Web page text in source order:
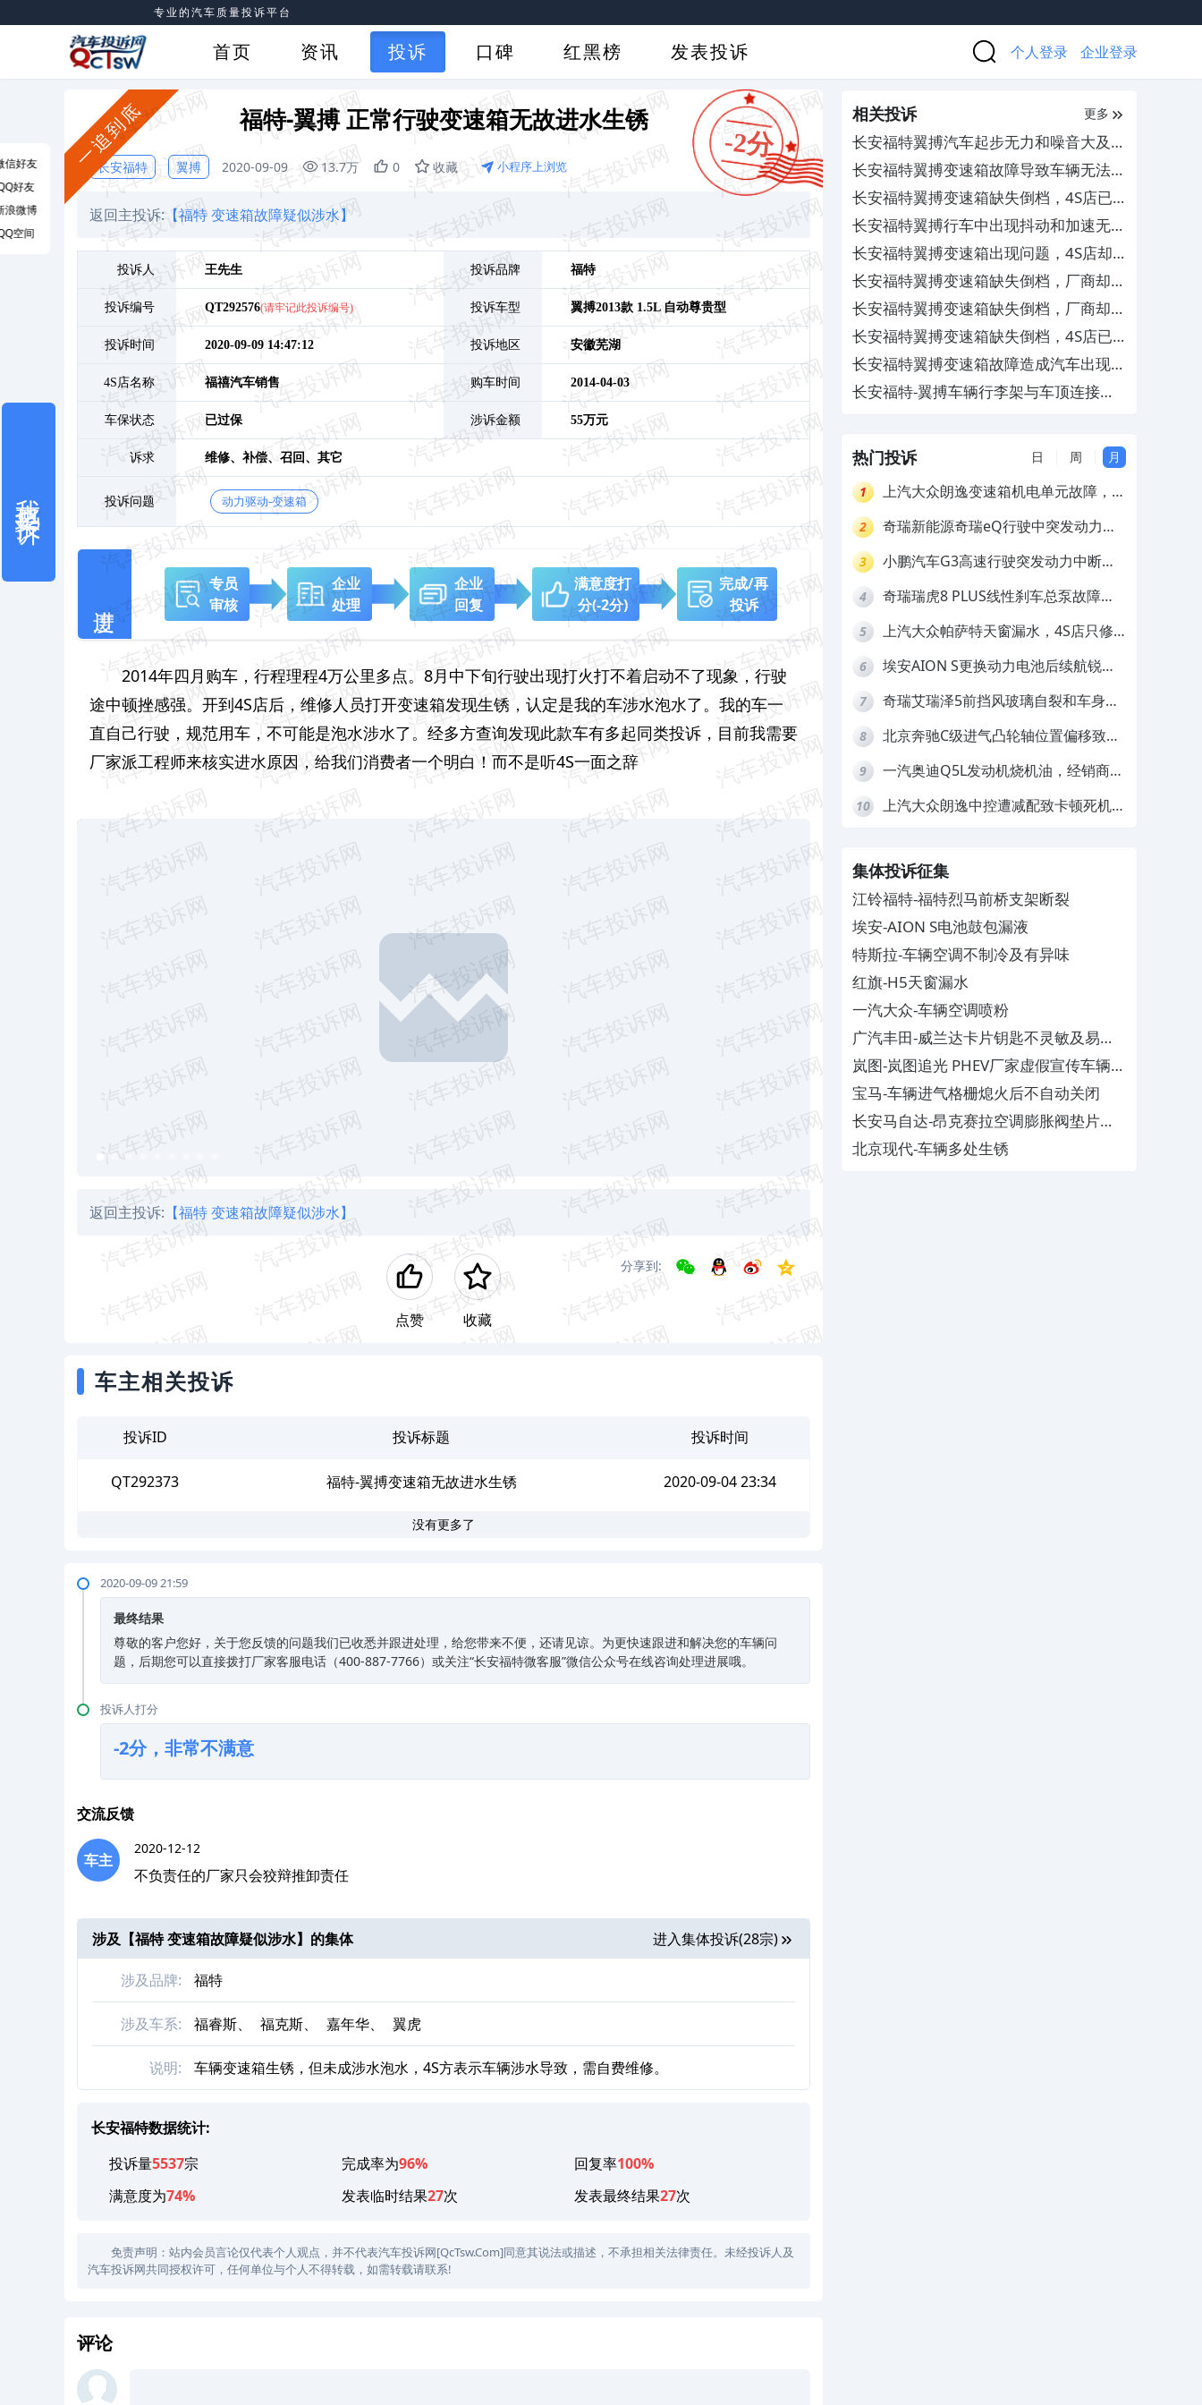
专业的汽车质量投诉平台
首页 资讯 投诉 口碑 红黑榜 发表投诉 个人登录 企业登录
-2分
一追到底 福特-翼搏 正常行驶变速箱无故进水生锈
长安福特 翼搏 2020-09-09 13.7万 0 收藏 小程序上浏览
返回主投诉: 【福特 变速箱故障疑似涉水】
投诉人 王先生 投诉品牌 福特
投诉编号 QT292576(请牢记此投诉编号) 投诉车型 翼搏2013款 1.5L 自动尊贵型
投诉时间 2020-09-09 14:47:12 投诉地区 安徽芜湖
4S店名称 福禧汽车销售 购车时间 2014-04-03
车保状态 已过保 涉诉金额 55万元
诉求 维修、 补偿、 召回、 其它
投诉问题 动力驱动-变速箱
专员
审核
企业
处理
企业
回复
满意度打
分(-2分)
完成/再
投诉
2014年四月购车，行程理程4万公里多点。8月中下旬行驶出现打火打不着启动不了现象，行驶
途中顿挫感强。开到4S店后，维修人员打开变速箱发现生锈，认定是我的车涉水泡水了。我的车一
直自己行驶，规范用车，不可能是泡水涉水了。经多方查询发现此款车有多起同类投诉，目前我需要
厂家派工程师来核实进水原因，给我们消费者一个明白！而不是听4S一面之辞
返回主投诉: 【福特 变速箱故障疑似涉水】
点赞 收藏
分享到:
车主相关投诉
投诉ID 投诉标题 投诉时间
QT292373 福特-翼搏变速箱无故进水生锈 2020-09-04 23:34
没有更多了
2020-09-09 21:59
最终结果
尊敬的客户您好，关于您反馈的问题我们已收悉并跟进处理，给您带来不便，还请见谅。为更快速跟进和解决您的车辆问
题，后期您可以直接拨打厂家客服电话（400-887-7766）或关注“长安福特微客服”微信公众号在线咨询处理进展哦。
投诉人打分
-2分，非常不满意
交流反馈
车主
2020-12-12
不负责任的厂家只会狡辩推卸责任
涉及【福特 变速箱故障疑似涉水】的集体 进入集体投诉(28宗)
涉及品牌: 福特
涉及车系: 福睿斯、 福克斯、 嘉年华、 翼虎
说明: 车辆变速箱生锈，但未成涉水泡水，4S方表示车辆涉水导致，需自费维修。
长安福特数据统计:
投诉量5537宗 完成率为96% 回复率100%
满意度为74% 发表临时结果27次 发表最终结果27次
免责声明：站内会员言论仅代表个人观点，并不代表汽车投诉网[QcTsw.Com]同意其说法或描述，不承担相关法律责任。未经投诉人及
汽车投诉网共同授权许可，任何单位与个人不得转载，如需转载请联系!
评论
相关投诉 更多
长安福特翼搏汽车起步无力和噪音大及抖
动，要求厂家免费维修
长安福特翼搏变速箱故障导致车辆无法行
驶，要求厂家免费维修
长安福特翼搏变速箱缺失倒档，4S店已
多次维修但问题依旧存在
长安福特翼搏行车中出现抖动和加速无力
及顿挫的情况，厂家却严重不作为不予解
决
长安福特翼搏变速箱出现问题，4S店却
拒绝给予质保维修
长安福特翼搏变速箱缺失倒档，厂商却不
作为不予保修
长安福特翼搏变速箱缺失倒档，厂商却不
作为不予保修
长安福特翼搏变速箱缺失倒档，4S店已
多次维修但问题依旧存在
长安福特翼搏变速箱故障造成汽车出现无
法倒档和加速无力的情况，4S店却忽悠
长安福特-翼搏车辆行李架与车顶连接处
热门投诉 日 周 月
1
上汽大众朗逸变速箱机电单元故障，厂
2
奇瑞新能源奇瑞eQ行驶中突发动力受
拒绝三电质保
3
小鹏汽车G3高速行驶突发动力中断，
4
奇瑞瑞虎8 PLUS线性刹车总泵故障，
5
上汽大众帕萨特天窗漏水，4S店只修
6
埃安AION S更换动力电池后续航锐
7
奇瑞艾瑞泽5前挡风玻璃自裂和车身多
8
北京奔驰C级进气凸轮轴位置偏移致发
9
一汽奥迪Q5L发动机烧机油，经销商推
10
上汽大众朗逸中控遭减配致卡顿死机，
集体投诉征集
江铃福特-福特烈马前桥支架断裂
埃安-AION S电池鼓包漏液
特斯拉-车辆空调不制冷及有异味
红旗-H5天窗漏水
一汽大众-车辆空调喷粉
广汽丰田-威兰达卡片钥匙不灵敏及易消
磁
岚图-岚图追光 PHEV厂家虚假宣传车辆配
置与功能
宝马-车辆进气格栅熄火后不自动关闭
长安马自达-昂克赛拉空调膨胀阀垫片生
锈
北京现代-车辆多处生锈
信好友
好友
浪微博
空间